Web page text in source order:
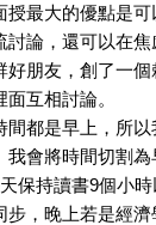
授最大的優點是
討論，還可以在
好朋友，創了一
互相討論。
間都是早上，所
會將時間切割為
保持讀書9個小
步，晚上若是經